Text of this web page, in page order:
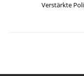
Verstärkte